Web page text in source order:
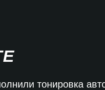
тонировка